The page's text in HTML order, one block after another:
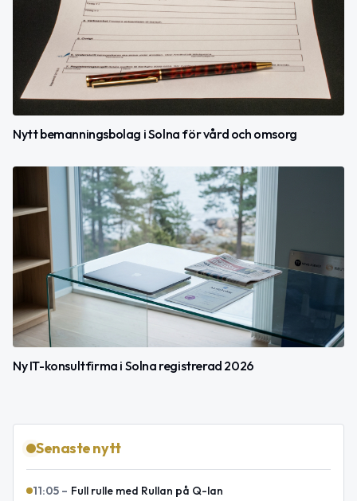
Nytt bemanningsbolag i Solna för vård och omsorg
Ny IT-konsultfirma i Solna registrerad 2026
Senaste nytt
11:05 – Full rulle med Rullan på Q-lan